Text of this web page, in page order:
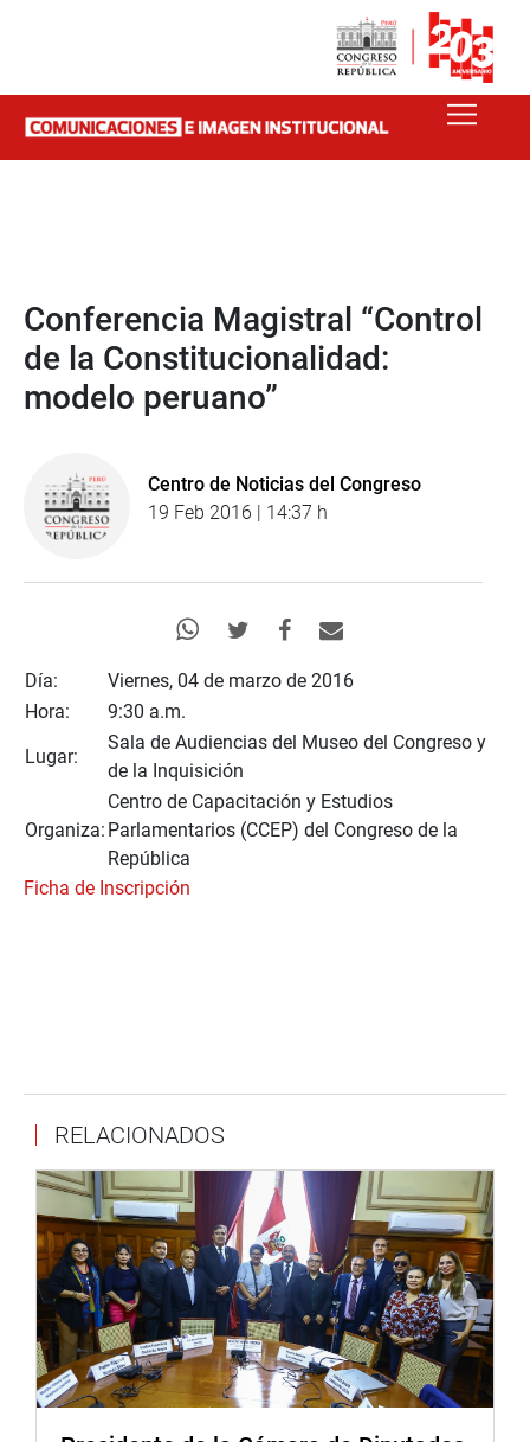
Conferencia Magistral “Control
de la Constitucionalidad:
modelo peruano”
Centro de Noticias del Congreso
19 Feb 2016 | 14:37 h
Día:
Viernes, 04 de marzo de 2016
Hora:
9:30 a.m.
Lugar:
Sala de Audiencias del Museo del Congreso y
de la Inquisición
Organiza:
Centro de Capacitación y Estudios
Parlamentarios (CCEP) del Congreso de la
República
Ficha de Inscripción
RELACIONADOS